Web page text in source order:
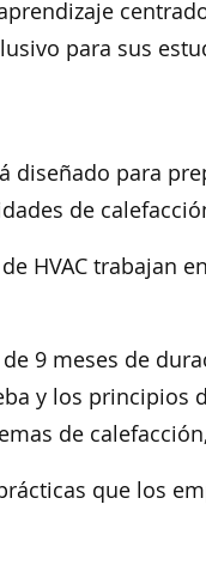
para sus
diseñado para
de
HVAC trabajan
9 meses de
y los principios
de
que los